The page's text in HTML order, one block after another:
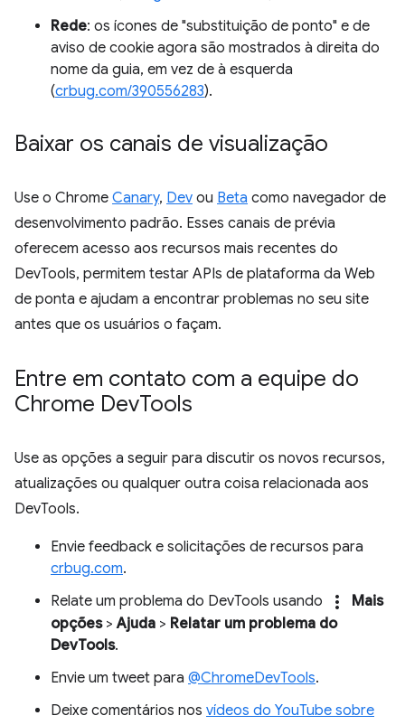
Rede: os ícones de "substituição de ponto" e de
aviso de cookie agora são mostrados à direita do
nome da guia, em vez de à esquerda
(crbug.com/390556283).
Baixar os canais de visualização
Use o Chrome Canary, Dev ou Beta como navegador de
desenvolvimento padrão. Esses canais de prévia
oferecem acesso aos recursos mais recentes do
DevTools, permitem testar APIs de plataforma da Web
de ponta e ajudam a encontrar problemas no seu site
antes que os usuários o façam.
Entre em contato com a equipe do
Chrome DevTools
Use as opções a seguir para discutir os novos recursos,
atualizações ou qualquer outra coisa relacionada aos
DevTools.
Envie feedback e solicitações de recursos para
crbug.com.
Relate um problema do DevTools usando
more_vert
Mais
opções>Ajuda > Relatar um problema do
DevTools.
Envie um tweet para @ChromeDevTools.
Deixe comentários nos vídeos do YouTube sobre